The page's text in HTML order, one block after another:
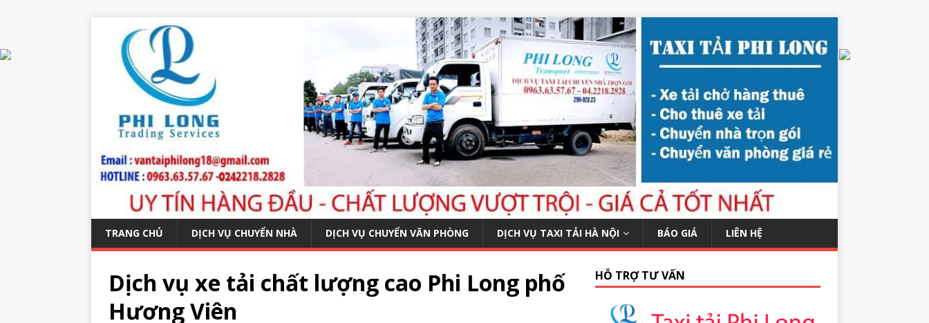
TRANG CHỦ DỊCH VỤ CHUYỂN NHÀ DỊCH VỤ CHUYỂN VĂN PHÒNG DỊCH VỤ TAXI TẢI HÀ NỘI BÁO GIÁ LIÊN HỆ
Dịch vụ xe tải chất lượng cao Phi Long phố
Hương Viên
HỖ TRỢ TƯ VẤN